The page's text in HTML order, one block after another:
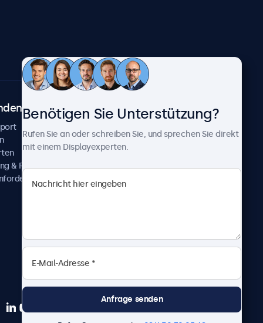
& Reparatur
Über Beetronics
Neuigkeiten und Updates
Über uns
Karriere
Geschäftsbedingungen
Datenschutzerklärung
Benötigen Sie Unterstützung?
Rufen Sie an oder schreiben Sie, und sprechen Sie direkt
mit einem Displayexperten.
Anfrage senden